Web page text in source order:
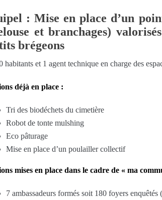
: Mise en place d’un
et branchages)
brégeons
habitants et 1 agent technique en charge des
déjà en place :
Tri des biodéchets du cimetière
Robot de tonte mulshing
Eco pâturage
Mise en place d’un poulailler collectif
mises en place dans le cadre de « ma
7 ambassadeurs formés soit 180 foyers